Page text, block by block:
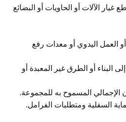
الآلات أو الحاويات أو البضائع
أو العمل اليدوي أو معدات رفع
أو الطرق غير المعبدة أو
الإجمالي المسموح به للمجموعة.
السفلية ومتطلبات الفرامل.